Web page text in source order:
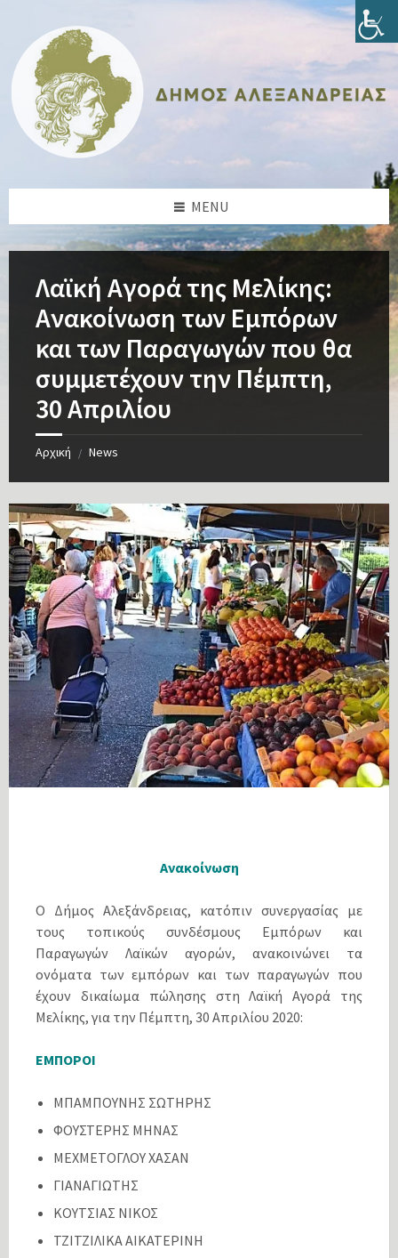
content
sidebar
sidebar
footer
MENU
Λαϊκή Αγορά της Μελίκης:
Ανακοίνωση των Εμπόρων
και των Παραγωγών που θα
συμμετέχουν την Πέμπτη,
30 Απριλίου
Αρχική / News
Ανακοίνωση
Ο Δήμος Αλεξάνδρειας, κατόπιν συνεργασίας με
τους τοπικούς συνδέσμους Εμπόρων και
Παραγωγών Λαϊκών αγορών, ανακοινώνει τα
ονόματα των εμπόρων και των παραγωγών που
έχουν δικαίωμα πώλησης στη Λαϊκή Αγορά της
Μελίκης, για την Πέμπτη, 30 Απριλίου 2020:
ΕΜΠΟΡΟΙ
ΜΠΑΜΠΟΥΝΗΣ ΣΩΤΗΡΗΣ
ΦΟΥΣΤΕΡΗΣ ΜΗΝΑΣ
ΜΕΧΜΕΤΟΓΛΟΥ ΧΑΣΑΝ
ΓΙΑΝΑΓΙΩΤΗΣ
ΚΟΥΤΣΙΑΣ ΝΙΚΟΣ
ΤΖΙΤΖΙΛΙΚΑ ΑΙΚΑΤΕΡΙΝΗ